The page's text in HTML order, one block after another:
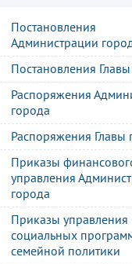
Постановления
Администрации
Постановления
Распоряжения
города
Распоряжения Главы
Приказы
управления
города
Приказы управления
социальных
семейной политики